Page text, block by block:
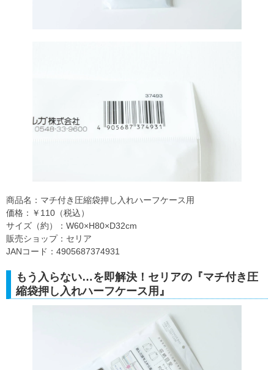
商品名：マチ付き圧縮袋押し入れハーフケース用
価格：￥110（税込）
サイズ（約）：W60×H80×D32cm
販売ショップ：セリア
JANコード：4905687374931
もう入らない…を即解決！セリアの『マチ付き圧
縮袋押し入れハーフケース用』